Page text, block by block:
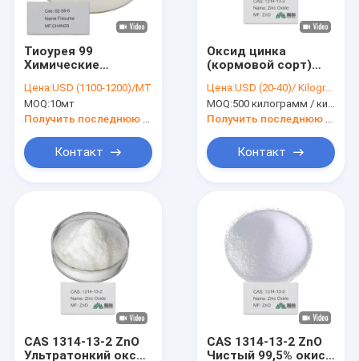
Тиоурея 99
Химические
вещества CAS 62-
56-6 CH4N2S
Органические
вещества
Цена:USD (1100-1200)/MT
MOQ:10мт
Контакт
Оксид цинка
(кормовой сорт)
питания животных
Цена:USD (20-40)/ Kilogram
MOQ:500 килограмм / килограмм
Контакт
CAS 1314-13-2 ZnO
Ультратонкий оксид
CAS 1314-13-2 ZnO
Чистый 99,5% окись